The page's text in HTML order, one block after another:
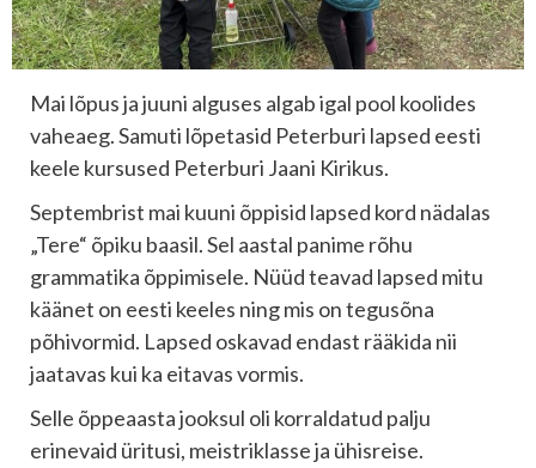
Mai lõpus ja juuni alguses algab igal pool koolides
vaheaeg. Samuti lõpetasid Peterburi lapsed eesti
keele kursused Peterburi Jaani Kirikus.
Septembrist mai kuuni õppisid lapsed kord nädalas
„Tere“ õpiku baasil. Sel aastal panime rõhu
grammatika õppimisele. Nüüd teavad lapsed mitu
käänet on eesti keeles ning mis on tegusõna
põhivormid. Lapsed oskavad endast rääkida nii
jaatavas kui ka eitavas vormis.
Selle õppeaasta jooksul oli korraldatud palju
erinevaid üritusi, meistriklasse ja ühisreise.